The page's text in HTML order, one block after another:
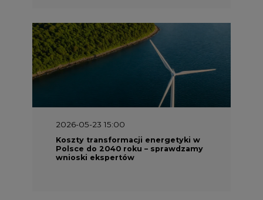
Koszty transformacji energetyki w
Polsce do 2040 roku – sprawdzamy
wnioski ekspertów